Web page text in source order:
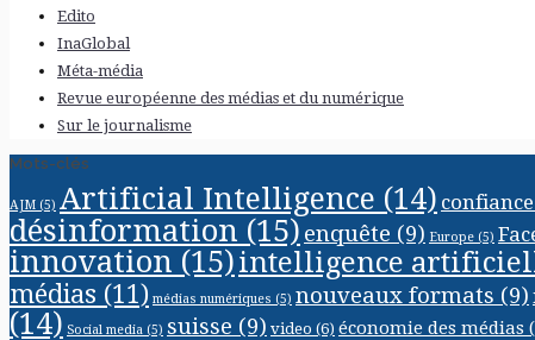
Edito
InaGlobal
Méta-média
Revue européenne des médias et du numérique
Sur le journalisme
Mots-clés
AJM (5) Artificial Intelligence (14) confiance
désinformation (15) enquête (9) Europe (5)
innovation (15)intelligence
médias (11) médias numériques (5) nouveaux formats (9)
(14) Social media (5) suisse (9) video (6) économie des médias